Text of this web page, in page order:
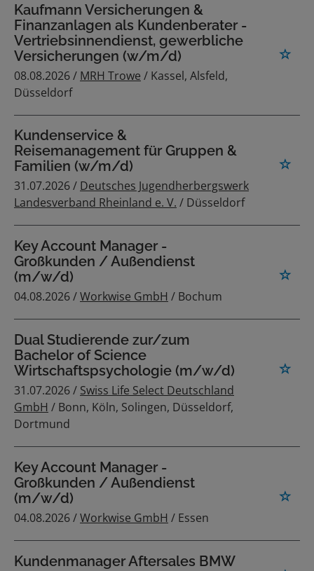
Kaufmann Versicherungen &
Finanzanlagen als Kundenberater -
Vertriebsinnendienst, gewerbliche
Versicherungen (w/m/d)
08.08.2026 / MRH Trowe / Kassel, Alsfeld,
Düsseldorf
Kundenservice &
Reisemanagement für Gruppen &
Familien (w/m/d)
31.07.2026 / Deutsches Jugendherbergswerk
Landesverband Rheinland e. V. / Düsseldorf
Key Account Manager -
Großkunden / Außendienst
(m/w/d)
04.08.2026 /Workwise GmbH / Bochum
Dual Studierende zur/zum
Bachelor of Science
Wirtschaftspsychologie (m/w/d)
31.07.2026 / Swiss Life Select Deutschland
GmbH / Bonn, Köln, Solingen, Düsseldorf,
Dortmund
Key Account Manager -
Großkunden / Außendienst
(m/w/d)
04.08.2026 /Workwise GmbH / Essen
Kundenmanager Aftersales BMW